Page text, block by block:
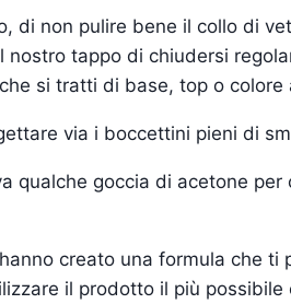
di non pulire bene il collo di
nostro tappo di chiudersi
si tratti di base, top o colore
via i boccettini pieni di
qualche goccia di acetone
creato una formula che
il prodotto il più